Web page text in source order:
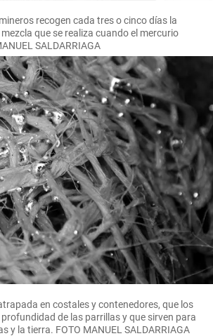
recogen cada tres o cinco días la
que se realiza cuando el mercurio
SALDARRIAGA
en costales y contenedores, que los
de las parrillas y que sirven para
y la tierra. FOTO MANUEL SALDARRIAGA